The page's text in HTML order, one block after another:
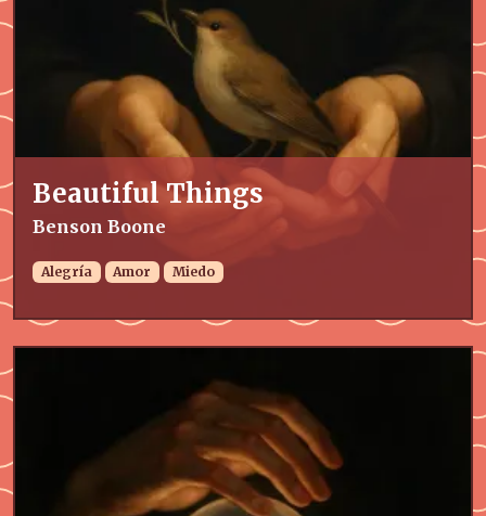
Beautiful Things
Benson Boone
Alegría Amor Miedo